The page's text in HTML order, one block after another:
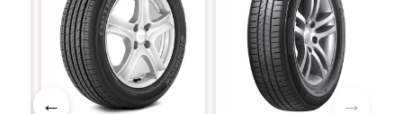
→
←